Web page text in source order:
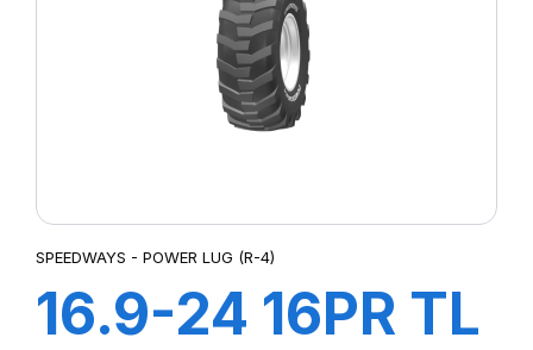
SPEEDWAYS - POWER LUG (R-4)
16.9-24 16PR TL